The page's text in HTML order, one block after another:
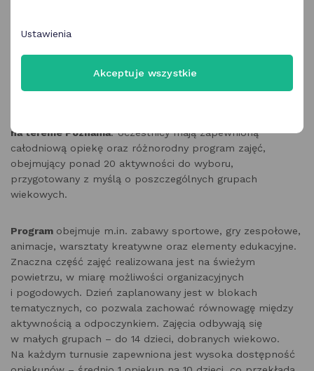
w Poznaniu podczas ferii zimowych i wakacji letnich.
Oferta skierowana jest do rodzin poszukujących
bezpiecznej i dobrze zorganizowanej formy wypoczynku
dla dzieci, łączącej aktywność fizyczną, rozwój społeczny
na terenie Poznania. Uczestnicy mają zapewnioną
całodniową opiekę oraz różnorodny program zajęć,
obejmujący ponad 20 aktywności do wyboru,
przygotowany z myślą o poszczególnych grupach
wiekowych.
Program obejmuje m.in. zabawy sportowe, gry zespołowe,
animacje, warsztaty kreatywne oraz elementy edukacyjne.
Znaczna część zajęć realizowana jest na świeżym
powietrzu, w miarę możliwości organizacyjnych
i pogodowych. Dzień zaplanowany jest w blokach
tematycznych, co pozwala zachować równowagę między
aktywnością a odpoczynkiem. Zajęcia odbywają się
w małych grupach – do 14 dzieci, dobranych wiekowo.
Na każdym turnusie zapewniona jest wysoka dostępność
Ustawienia
Akceptuje wszystkie